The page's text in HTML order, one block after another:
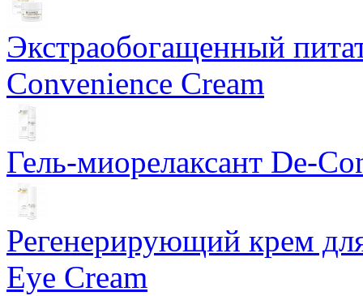
Экстраобогащенный
Convenience Cream
Гель-миорелаксант De-
Регенерирующий крем
Eye Cream